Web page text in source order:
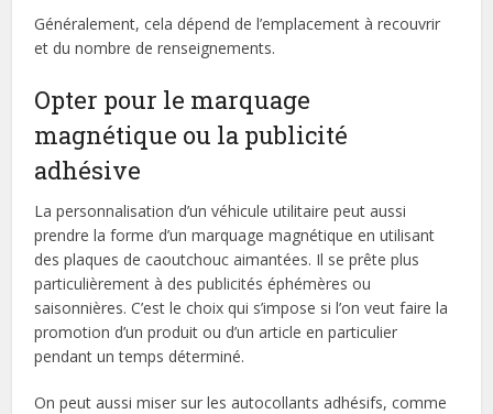
Généralement, cela dépend de l’emplacement à recouvrir
et du nombre de renseignements.
Opter pour le marquage
magnétique ou la publicité
adhésive
La personnalisation d’un véhicule utilitaire peut aussi
prendre la forme d’un marquage magnétique en utilisant
des plaques de caoutchouc aimantées. Il se prête plus
particulièrement à des publicités éphémères ou
saisonnières. C’est le choix qui s’impose si l’on veut faire la
promotion d’un produit ou d’un article en particulier
pendant un temps déterminé.
On peut aussi miser sur les autocollants adhésifs, comme